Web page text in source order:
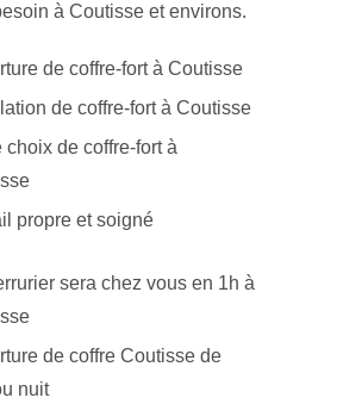
à Coutisse et environs.
de coffre-fort à Coutisse
de coffre-fort à Coutisse
choix de coffre-fort à
propre et soigné
sera chez vous en 1h à
de coffre Coutisse de
nuit